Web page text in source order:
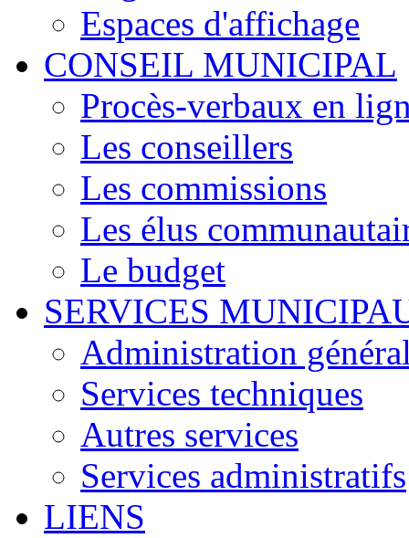
Espaces d'affichage
CONSEIL MUNICIPAL
Procès-verbaux en
Les conseillers
Les commissions
Les élus
Le budget
SERVICES
Administration
Services techniques
Autres services
Services administratifs
LIENS